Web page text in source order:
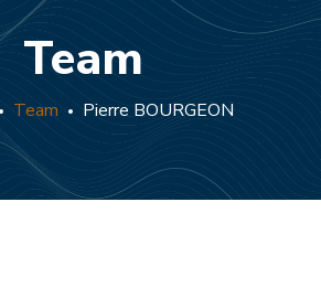
Team
Team Pierre BOURGEON